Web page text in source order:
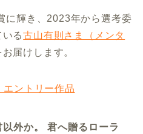
に輝き、2023年から選考委
いる古山有則さま（メンタ
届けします。
エントリー作品
以外か。 君へ贈るローラ